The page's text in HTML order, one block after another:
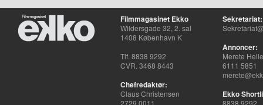
Filmmagasinet Ekko
Wildersgade 32, 2. sal
1408 København K
Tlf. 8838 9292
CVR. 3468 8443
Chefredaktør:
Claus Christensen
2729 0011
Sekretariat:
Annoncer:
Merete
6111 5851
Ekko
8838 9292